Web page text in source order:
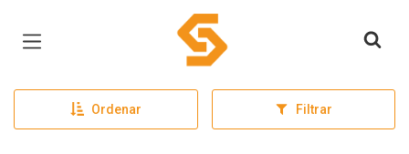
Página inicial
Ordenar Filtrar